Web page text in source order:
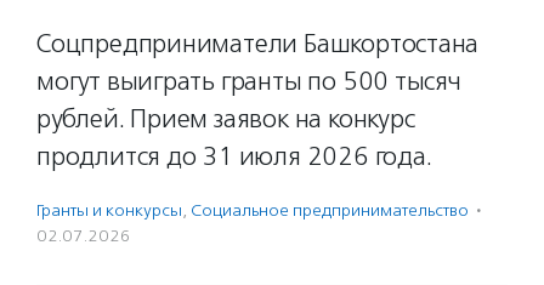
Соцпредприниматели Башкортостана
могут выиграть гранты по 500 тысяч
рублей. Прием заявок на конкурс
продлится до 31 июля 2026 года.
Гранты и конкурсы, Социальное предпри­нима­тель­ство ·
02.07.2026